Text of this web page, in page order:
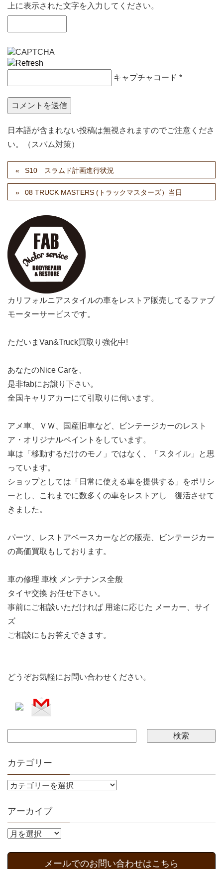
上に表示された文字を入力してください。
キャプチャコード *
日本語が含まれない投稿は無視されますのでご注意くださ
い。（スパム対策）
S10 スラムド計画進行状況
08 TRUCK MASTERS (トラックマスターズ）当日
カリフォルニアスタイルの車をレストア販売してるファブ
モーターサービスです。
ただいまVan&Truck買取り強化中!
あなたのNice Carを、
是非fabにお譲り下さい。
全国キャリアカーにて引取りに伺います。
アメ車、ＶＷ、国産旧車など、ビンテージカーのレスト
ア・オリジナルペイントをしています。
車は「移動するだけのモノ」ではなく、「スタイル」と思
っています。
ショップとしては「日常に使える車を提供する」をポリシ
ーとし、これまでに数多くの車をレストアし 復活させて
きました。
パーツ、レストアベースカーなどの販売、ビンテージカー
の高価買取もしております。
車の修理 車検 メンテナンス全般
タイヤ交換 お任せ下さい。
事前にご相談いただければ 用途に応じた メーカー、サイ
ズ
ご相談にもお答えできます。
どうぞお気軽にお問い合わせください。
カテゴリー
アーカイブ
メールでのお問い合わせはこちら